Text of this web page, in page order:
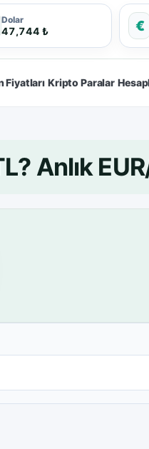
Dolar
47,744 ₺ €
Fiyatları Kripto Paralar
Anlık